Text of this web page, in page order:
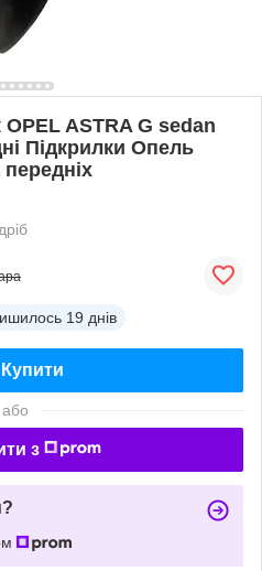
ASTRA G sedan
Підкрилки Опель
19 днів
Купити
або
з